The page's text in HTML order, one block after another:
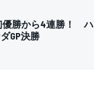
優勝から4連勝！ ハ
GP決勝